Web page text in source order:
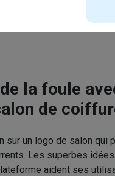
la foule
de
sur un logo de salon qui
Les superbes
aident ses